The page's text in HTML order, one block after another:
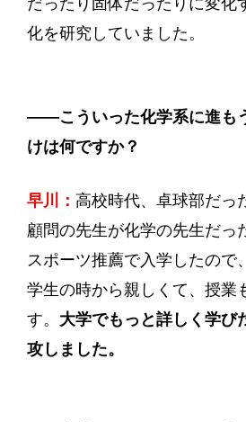
だったり固体だったりに変化
化を研究していました。
——こういった化学系に進も
けは何ですか？
早川： 高校時代、卓球部だっ
顧問の先生が化学の先生だっ
スポーツ推薦で入学したので
学生の時から親しくて、授業
す。 大学でもっと詳しく学び
攻しました。